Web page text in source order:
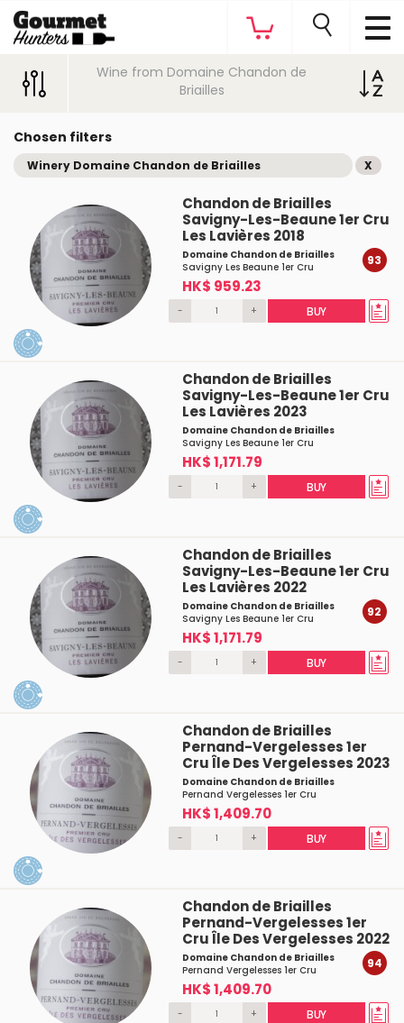
Wine from Domaine Chandon de
Briailles
Chosen filters
Winery Domaine Chandon de Briailles X
Chandon de Briailles
Savigny-Les-Beaune 1er Cru
Les Lavières 2018
Domaine Chandon de Briailles
Savigny Les Beaune 1er Cru
HK$ 959.23
93
- + BUY
Chandon de Briailles
Savigny-Les-Beaune 1er Cru
Les Lavières 2023
Domaine Chandon de Briailles
Savigny Les Beaune 1er Cru
HK$ 1,171.79
- + BUY
Chandon de Briailles
Savigny-Les-Beaune 1er Cru
Les Lavières 2022
Domaine Chandon de Briailles
Savigny Les Beaune 1er Cru
HK$ 1,171.79
92
- + BUY
Chandon de Briailles
Pernand-Vergelesses 1er
Cru Île Des Vergelesses 2023
Domaine Chandon de Briailles
Pernand Vergelesses 1er Cru
HK$ 1,409.70
- + BUY
Chandon de Briailles
Pernand-Vergelesses 1er
Cru Île Des Vergelesses 2022
Domaine Chandon de Briailles
Pernand Vergelesses 1er Cru
HK$ 1,409.70
94
- + BUY